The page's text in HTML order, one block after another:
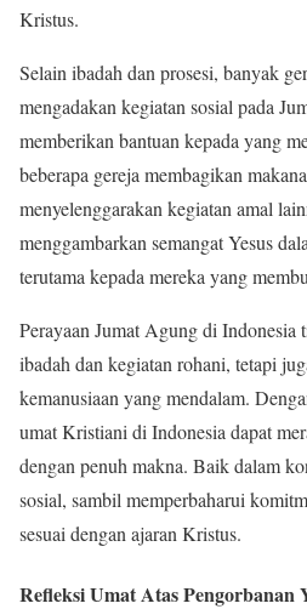
Kristus.
Selain ibadah dan prosesi, banyak
mengadakan kegiatan sosial pada
memberikan bantuan kepada yang
beberapa gereja membagikan
menyelenggarakan kegiatan amal
menggambarkan semangat Yesus
terutama kepada mereka yang
Perayaan Jumat Agung di Indonesia
ibadah dan kegiatan rohani, tetapi
kemanusiaan yang mendalam.
umat Kristiani di Indonesia dapat
dengan penuh makna. Baik dalam
sosial, sambil memperbaharui
sesuai dengan ajaran Kristus.
Refleksi Umat Atas Pengorbanan